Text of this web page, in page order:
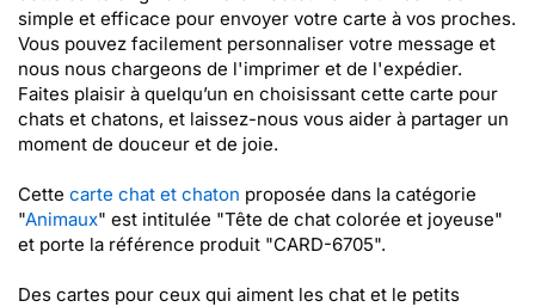
simple et efficace pour envoyer votre carte à vos proches.
Vous pouvez facilement personnaliser votre message et
nous nous chargeons de l'imprimer et de l'expédier.
Faites plaisir à quelqu’un en choisissant cette carte pour
chats et chatons, et laissez-nous vous aider à partager un
moment de douceur et de joie.
Cette carte chat et chaton proposée dans la catégorie
"Animaux" est intitulée "Tête de chat colorée et joyeuse"
et porte la référence produit "CARD-6705".
Des cartes pour ceux qui aiment les chat et le petits